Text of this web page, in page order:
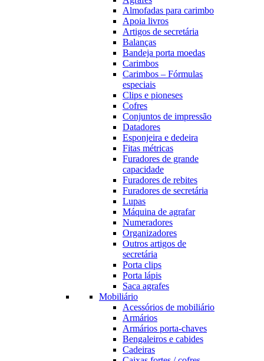
Almofadas para carimbo
Apoia livros
Artigos de secretária
Balanças
Bandeja porta moedas
Carimbos
Carimbos – Fórmulas
especiais
Clips e pioneses
Cofres
Conjuntos de impressão
Datadores
Esponjeira e dedeira
Fitas métricas
Furadores de grande
capacidade
Furadores de rebites
Furadores de secretária
Lupas
Máquina de agrafar
Numeradores
Organizadores
Outros artigos de
secretária
Porta clips
Porta lápis
Saca agrafes
Mobiliário
Acessórios de mobiliário
Armários
Armários porta-chaves
Bengaleiros e cabides
Cadeiras